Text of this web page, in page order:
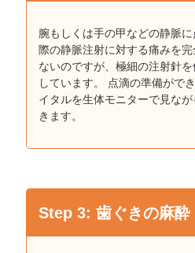
腕もしくは⼿の甲などの静脈
際の静脈注射に対する痛みを
ないのですが、極細の注射針
しています。 点滴の準備がで
イタルを生体モニターで⾒な
きます。
Step 3: ⻭ぐきの麻酔